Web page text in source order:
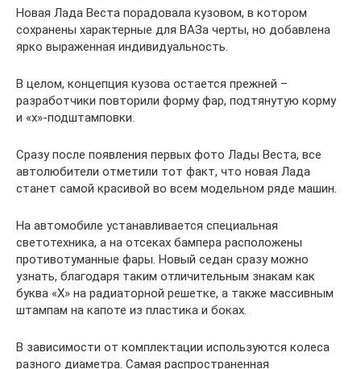
Новая Лада Веста порадовала кузовом, в котором
сохранены характерные для ВАЗа черты, но добавлена
ярко выраженная индивидуальность.
В целом, концепция кузова остается прежней –
разработчики повторили форму фар, подтянутую корму
и «х»-подштамповки.
Сразу после появления первых фото Лады Веста, все
автолюбители отметили тот факт, что новая Лада
станет самой красивой во всем модельном ряде машин.
На автомобиле устанавливается специальная
светотехника, а на отсеках бампера расположены
противотуманные фары. Новый седан сразу можно
узнать, благодаря таким отличительным знакам как
буква «Х» на радиаторной решетке, а также массивным
штампам на капоте из пластика и боках.
В зависимости от комплектации используются колеса
разного диаметра. Самая распространенная